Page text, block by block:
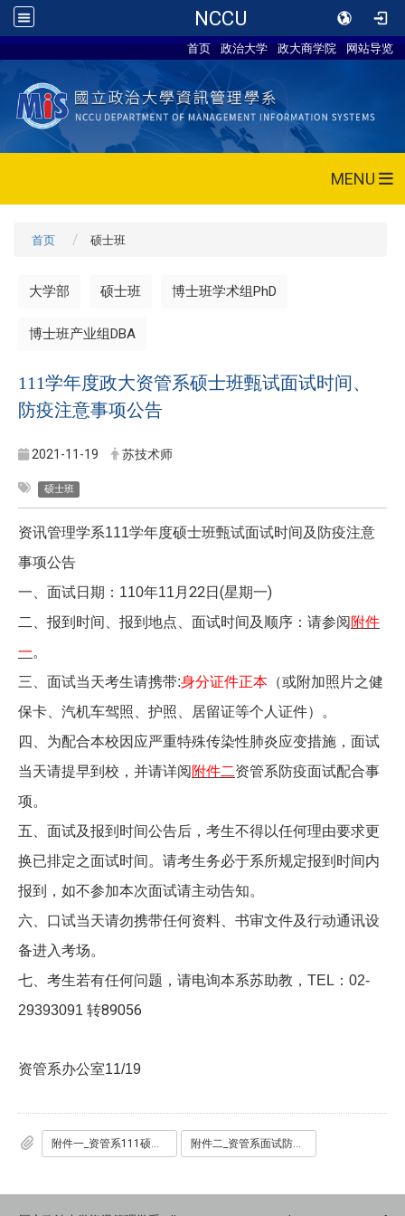
NCCU
首页 政治大学 政大商学院 网站导览
MENU
首页 硕士班
大学部 硕士班 博士班学术组PhD
博士班产业组DBA
111学年度政大资管系硕士班甄试面试时间、
防疫注意事项公告
2021-11-19 苏技术师
硕士班
资讯管理学系111学年度硕士班甄试面试时间及防疫注意
事项公告
一、面试日期：110年11月22日(星期一)
二、报到时间、报到地点、面试时间及顺序：请参阅附件
一。
三、面试当天考生请携带:身分证件正本 （或附加照片之健
保卡、汽机车驾照、护照、居留证等个人证件）。
四、为配合本校因应严重特殊传染性肺炎应变措施，面试
当天请提早到校，并请详阅附件二资管系防疫面试配合事
项。
五、面试及报到时间公告后，考生不得以任何理由要求更
换已排定之面试时间。请考生务必于系所规定报到时间内
报到，如不参加本次面试请主动告知。
六、口试当天请勿携带任何资料、书审文件及行动通讯设
备进入考场。
七、考生若有任何问题，请电询本系苏助教，TEL：02-
29393091 转89056
资管系办公室11/19
附件一_资管系111硕甄第二阶段面试名单1101119.pdf 附件二_资管系面试防疫注意事项1101119.pdf